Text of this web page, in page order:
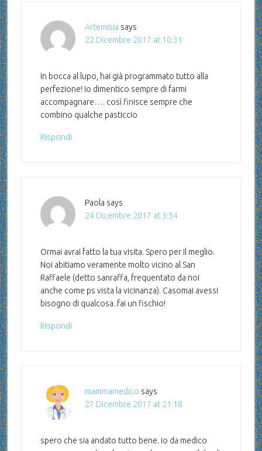
Artemisia says
22 Dicembre 2017 at 10:31
In bocca al lupo, hai già programmato tutto alla
perfezione! Io dimentico sempre di farmi
accompagnare…. così finisce sempre che
combino qualche pasticcio
Rispondi
Paola says
24 Dicembre 2017 at 3:54
Ormai avrai fatto la tua visita. Spero per il meglio.
Noi abitiamo veramente molto vicino al San
Raffaele (detto sanraffa, frequentato da noi
anche come ps vista la vicinanza). Casomai avessi
bisogno di qualcosa..fai un fischio!
Rispondi
mammamedico says
27 Dicembre 2017 at 21:18
spero che sia andato tutto bene. io da medico